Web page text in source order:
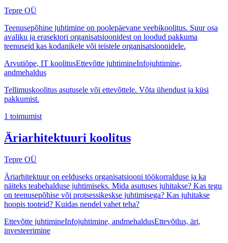
Tepre OÜ
Teenusepõhine juhtimine on poolepäevane veebikoolitus. Suur osa
avaliku ja erasektori organisatsioonidest on loodud pakkuma
teenuseid kas kodanikele või teistele organisatsioonidele.
Arvutiõpe, IT koolitusEttevõtte juhtimineInfojuhtimine,
andmehaldus
Tellimuskoolitus asutusele või ettevõttele. Võta ühendust ja küsi
pakkumist.
1 toimumist
Äriarhitektuuri koolitus
Tepre OÜ
Äriarhitektuur on eelduseks organisatsiooni töökorralduse ja ka
näiteks teabehalduse juhtimiseks. Mida asutuses juhitakse? Kas tegu
on teenusepõhise või protsessikeskse juhtimisega? Kas juhitakse
hoopis tooteid? Kuidas nendel vahet teha?
Ettevõtte juhtimineInfojuhtimine, andmehaldusEttevõtlus, äri,
investeerimine